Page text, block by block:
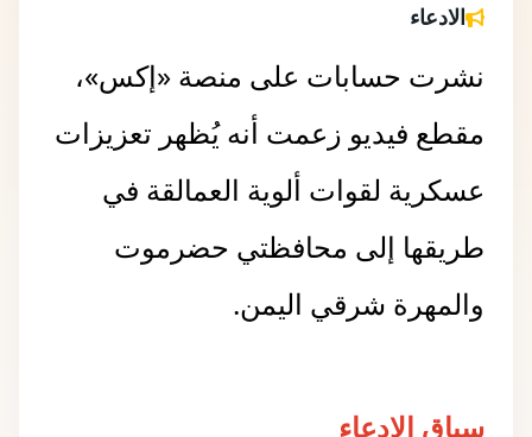
الادعاء
نشرت حسابات على منصة «إكس»،
مقطع فيديو زعمت أنه يُظهر تعزيزات
عسكرية لقوات ألوية العمالقة في
طريقها إلى محافظتي حضرموت
والمهرة شرقي اليمن.
سياق الادعاء